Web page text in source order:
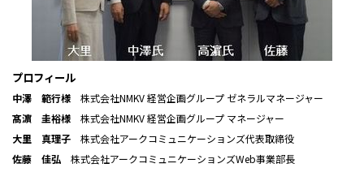
プロフィール
中澤 範行様 株式会社NMKV 経営企画グループ ゼネラルマネージャー
髙濵 圭裕様 株式会社NMKV 経営企画グループ マネージャー
大里 真理子 株式会社アークコミュニケーションズ代表取締役
佐藤 佳弘 株式会社アークコミュニケーションズWeb事業部長